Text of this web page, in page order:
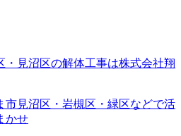
市見沼区・岩槻区・緑区などで活
かせ